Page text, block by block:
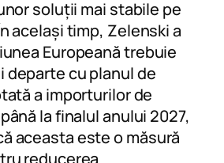
soluții mai stabile pe
același timp, Zelenski a
Europeană trebuie
departe cu planul de
a importurilor de
la finalul anului 2027,
aceasta este o măsură
reducerea